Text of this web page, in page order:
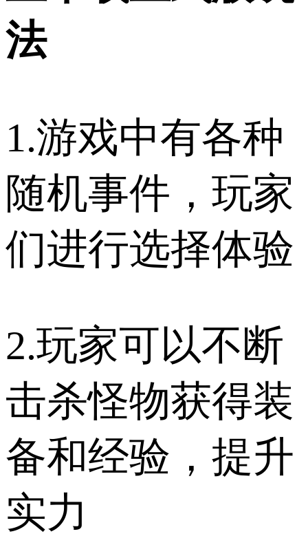
法
1.游戏中有各种
随机事件，玩家
们进行选择体验
2.玩家可以不断
击杀怪物获得装
备和经验，提升
实力